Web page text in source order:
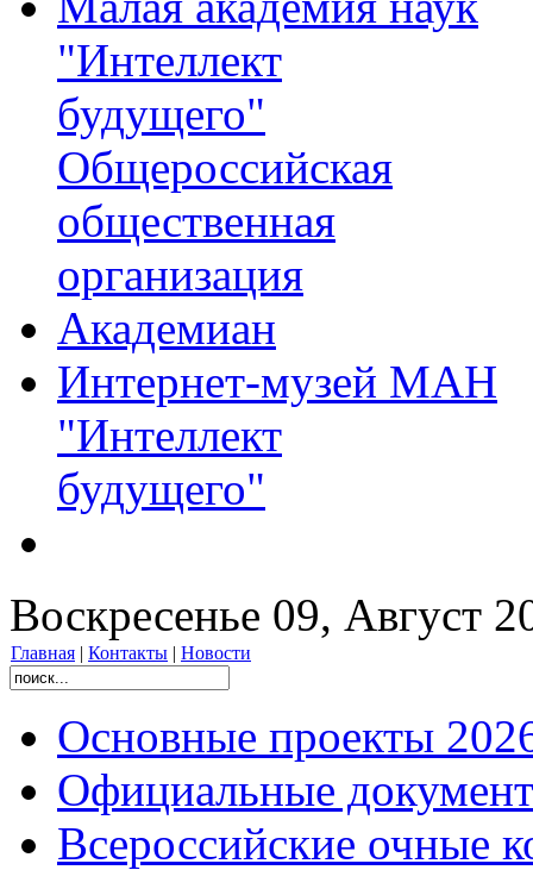
"Интеллект
будущего"
Общероссийская
общественная
организация
Академиан
Интернет-музей МАН
"Интеллект
будущего"
Воскресенье 09, Август
Главная | Контакты | Новости
Основные проекты
Официальные
Всероссийские очные